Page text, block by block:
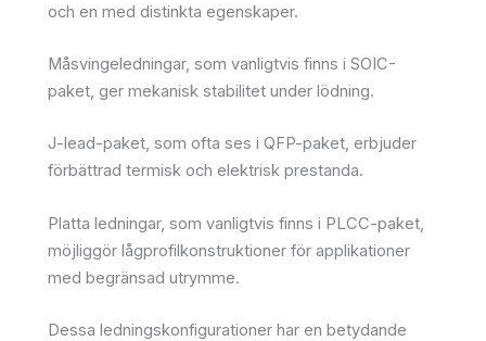
och en med distinkta egenskaper.
Måsvingeledningar, som vanligtvis finns i SOIC-
paket, ger mekanisk stabilitet under lödning.
J-lead-paket, som ofta ses i QFP-paket, erbjuder
förbättrad termisk och elektrisk prestanda.
Platta ledningar, som vanligtvis finns i PLCC-paket,
möjliggör lågprofilkonstruktioner för applikationer
med begränsad utrymme.
Dessa ledningskonfigurationer har en betydande